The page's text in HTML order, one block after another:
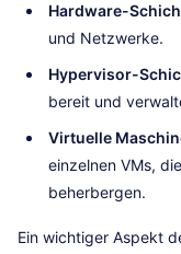
Hardware-
und Netzwerke.
Hypervisor-
bereit und
Virtuelle
einzelnen VMs,
beherbergen.
Ein wichtiger Aspekt